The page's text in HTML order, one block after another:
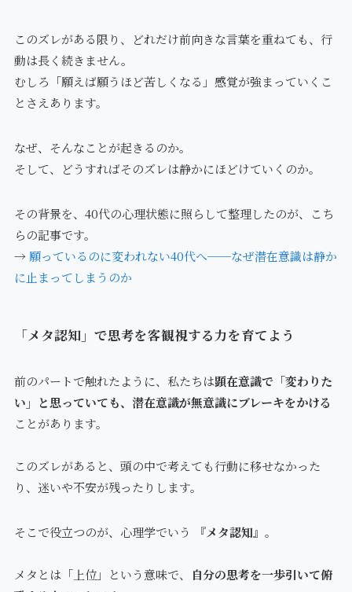
このズレがある限り、どれだけ前向きな言葉を重ねても、行
動は長く続きません。
むしろ「願えば願うほど苦しくなる」感覚が強まっていくこ
とさえあります。
なぜ、そんなことが起きるのか。
そして、どうすればそのズレは静かにほどけていくのか。
その背景を、40代の心理状態に照らして整理したのが、こち
らの記事です。
→ 願っているのに変われない40代へ──なぜ潜在意識は静か
に止まってしまうのか
「メタ認知」で思考を客観視する力を育てよう
前のパートで触れたように、私たちは顕在意識で「変わりた
い」と思っていても、潜在意識が無意識にブレーキをかける
ことがあります。
このズレがあると、頭の中で考えても行動に移せなかった
り、迷いや不安が残ったりします。
そこで役立つのが、心理学でいう 『メタ認知』 。
メタとは「上位」という意味で、
自分の思考を一歩引いて俯